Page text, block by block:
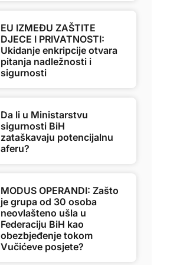
EU IZMEĐU ZAŠTITE
DJECE I PRIVATNOSTI:
Ukidanje enkripcije otvara
pitanja nadležnosti i
sigurnosti
Da li u Ministarstvu
sigurnosti BiH
zataškavaju potencijalnu
aferu?
MODUS OPERANDI: Zašto
je grupa od 30 osoba
neovlašteno ušla u
Federaciju BiH kao
obezbjeđenje tokom
Vučićeve posjete?